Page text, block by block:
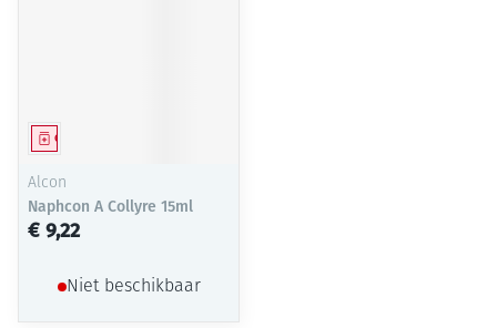
Geneesmiddel
Alcon
Naphcon A Collyre 15ml
€ 9,22
Niet beschikbaar